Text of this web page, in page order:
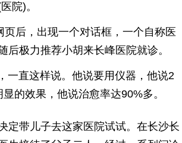
院)。
页后，出现一个对话框，一个自称医
极力推荐小胡来长峰医院就诊。
一直这样说。他说要用仪器，他说2
的效果，他说治愈率达90%多。
定带儿子去这家医院试试。在长沙长